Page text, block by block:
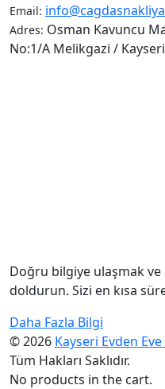
Email:
Adres: Osman Kavuncu
No:1/A Melikgazi / Kayseri
Doğru bilgiye ulaşmak
doldurun. Sizi en kısa
Daha Fazla Bilgi
© 2026 Kayseri Evden
Tüm Hakları Saklıdır.
No products in the cart.